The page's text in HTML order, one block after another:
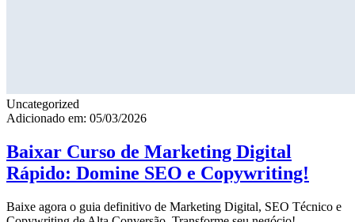
Uncategorized
Adicionado em: 05/03/2026
Baixar Curso de Marketing Digital
Rápido: Domine SEO e Copywriting!
Baixe agora o guia definitivo de Marketing Digital, SEO Técnico e